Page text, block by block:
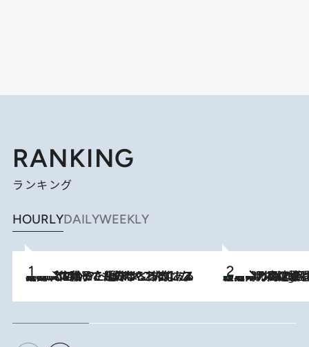
RANKING
ランキング
HOURLYDAILYWEEKLY
2026.8.5
【阿川佐和子さんの年とる力】なぜ70代で始めた趣味は“こんなに楽しい”のか？ ピアノ、俳句…スランプに陥っても続けられる“ある秘訣”とは 2 Hours Ago
「湘南乃風に憧れて」観客大盛上がりの“タオル回し”に、ラッパー顔負けの高速歌唱まで…さだまさし（74）のアグレッシブすぎる現在地